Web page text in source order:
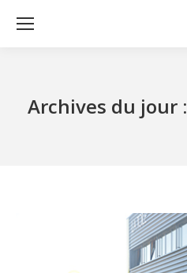
Archives du jour :